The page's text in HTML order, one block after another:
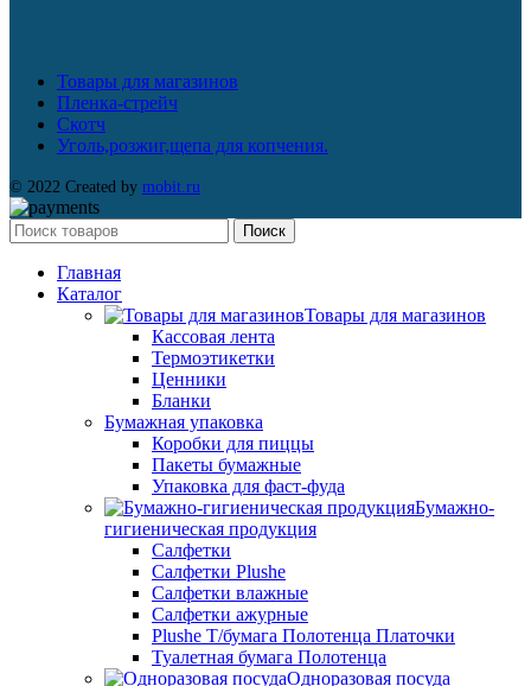
Товары для магазинов
Пленка-стрейч
Скотч
Уголь,розжиг,щепа для копчения.
© 2022 Created by mobit.ru
Поиск
Главная
Каталог
Товары для магазинов
Кассовая лента
Термоэтикетки
Ценники
Бланки
Бумажная упаковка
Коробки для пиццы
Пакеты бумажные
Упаковка для фаст-фуда
Бумажно-
гигиеническая продукция
Салфетки
Салфетки Plushe
Салфетки влажные
Салфетки ажурные
Plushe Т/бумага Полотенца Платочки
Туалетная бумага Полотенца
Одноразовая посуда